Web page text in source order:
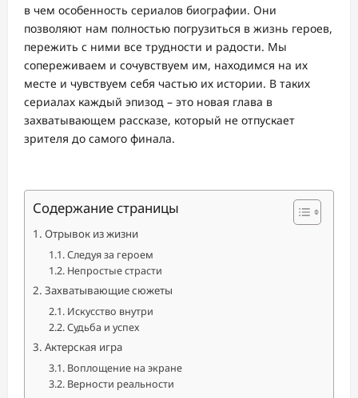
в чем особенность сериалов биографии. Они
позволяют нам полностью погрузиться в жизнь героев,
пережить с ними все трудности и радости. Мы
сопереживаем и сочувствуем им, находимся на их
месте и чувствуем себя частью их истории. В таких
сериалах каждый эпизод – это новая глава в
захватывающем рассказе, который не отпускает
зрителя до самого финала.
Содержание страницы
Отрывок из жизни
Следуя за героем
Непростые страсти
Захватывающие сюжеты
Искусство внутри
Судьба и успех
Актерская игра
Воплощение на экране
Верности реальности